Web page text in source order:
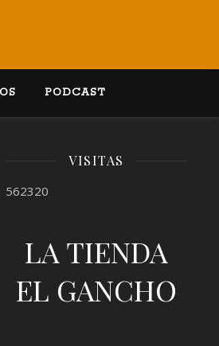
PODCAST
VISITAS
562320
LA TIENDA
EL GANCHO